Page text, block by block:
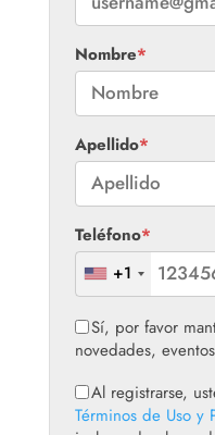
Nombre*
Apellido*
Teléfono*
+1
Sí, por favor
novedades,
Al registrarse,
Términos de Uso y